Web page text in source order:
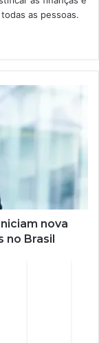
as pessoas.
nova
Brasil